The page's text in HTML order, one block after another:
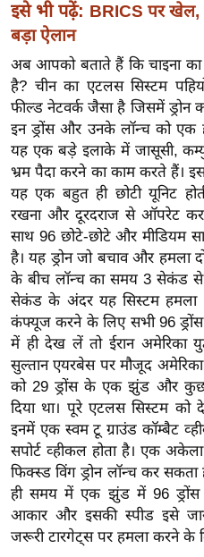
श
ख्सि
य
त
यं
ग
इं
डि
या
सा
हि
त्य
ज
ग
त
ऑ
टो
व
र्ल्ड
न्यू
ज
ब्री
फ
इसे भी पढ़ें: BRICS पर खेल,
बड़ा ऐलान
अब आपको बताते हैं कि चाइना का
है? चीन का एटलस सिस्टम
फील्ड नेटवर्क जैसा है जिसमें ड्रोन
इन ड्रोंस और उनके लॉन्च को एक
यह एक बड़े इलाके में जासूसी,
भ्रम पैदा करने का काम करते हैं।
यह एक बहुत ही छोटी यूनिट
रखना और दूरदराज से ऑपरेट
साथ 96 छोटे-छोटे और मीडियम
है। यह ड्रोन जो बचाव और हमला
के बीच लॉन्च का समय 3 सेकंड से
सेकंड के अंदर यह सिस्टम हमला
कंफ्यूज करने के लिए सभी 96
में ही देख लें तो ईरान अमेरिका
सुल्तान एयरबेस पर मौजूद
को 29 ड्रोंस के एक झुंड और कुछ
दिया था। पूरे एटलस सिस्टम को
इनमें एक स्वम टू ग्राउंड कॉम्बैट
सपोर्ट व्हीकल होता है। एक
फिक्स्ड विंग ड्रोन लॉन्च कर
ही समय में एक झुंड में 96 ड्रोंस
आकार और इसकी स्पीड इसे
जरूरी टारगेट्स पर हमला करने के